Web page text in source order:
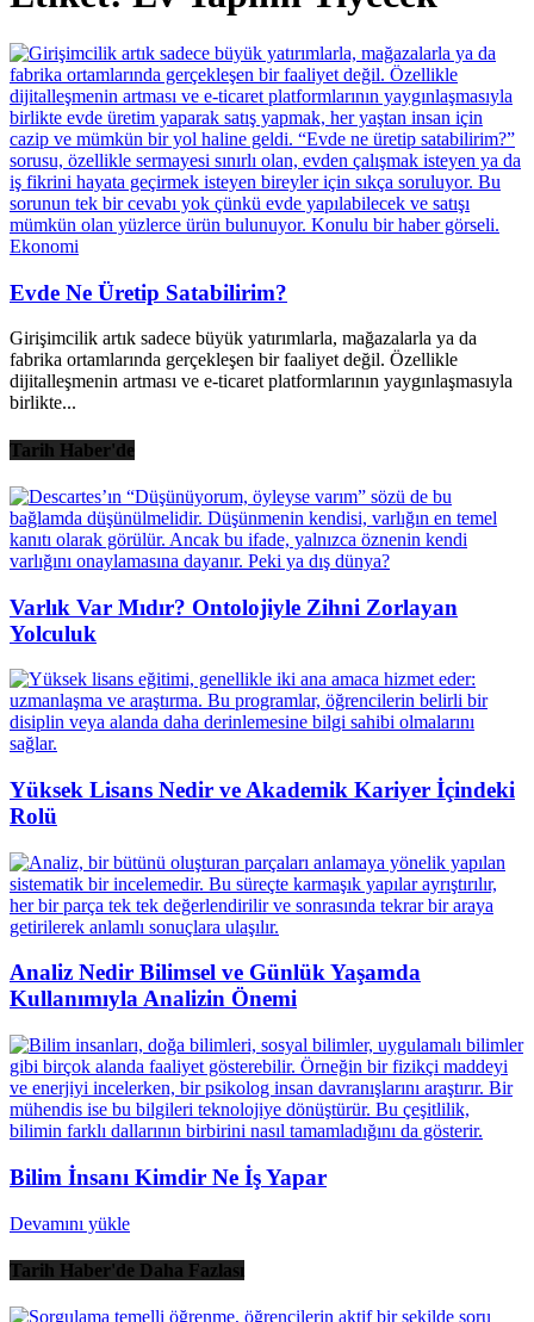
Ekonomi
Evde Ne Üretip Satabilirim?
Girişimcilik artık sadece büyük yatırımlarla, mağazalarla ya da
fabrika ortamlarında gerçekleşen bir faaliyet değil. Özellikle
dijitalleşmenin artması ve e-ticaret platformlarının yaygınlaşmasıyla
birlikte...
Tarih Haber'de
Varlık Var Mıdır? Ontolojiyle Zihni Zorlayan
Yolculuk
Yüksek Lisans Nedir ve Akademik Kariyer İçindeki
Rolü
Analiz Nedir Bilimsel ve Günlük Yaşamda
Kullanımıyla Analizin Önemi
Bilim İnsanı Kimdir Ne İş Yapar
Devamını yükle
Tarih Haber'de Daha Fazlası